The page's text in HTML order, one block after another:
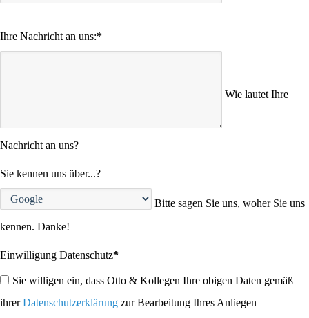
Ihre Nachricht an uns:*
Wie lautet Ihre
Nachricht an uns?
Sie kennen uns über...?
Bitte sagen Sie uns, woher Sie uns
kennen. Danke!
Einwilligung Datenschutz*
Sie willigen ein, dass Otto & Kollegen Ihre obigen Daten gemäß
ihrerDatenschutzerklärung zur Bearbeitung Ihres Anliegen